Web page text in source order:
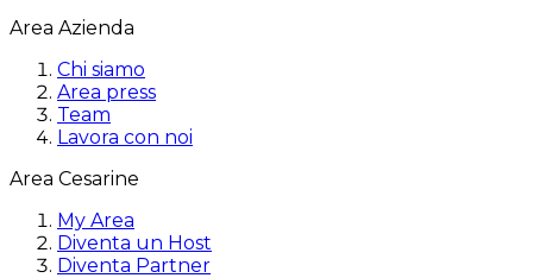
Area Azienda
Chi siamo
Area press
Team
Lavora con noi
Area Cesarine
My Area
Diventa un Host
Diventa Partner